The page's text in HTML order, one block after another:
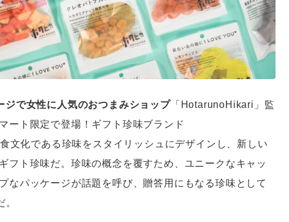
ジで女性に人気のおつまみショップ「HotarunoHikari」監
ート限定で登場！ギフト珍味ブランド
文化である珍味をスタイリッシュにデザインし、新しい
フト珍味だ。珍味の概念を覆すため、ユニークなキャッ
なパッケージが話題を呼び、贈答用にもなる珍味として